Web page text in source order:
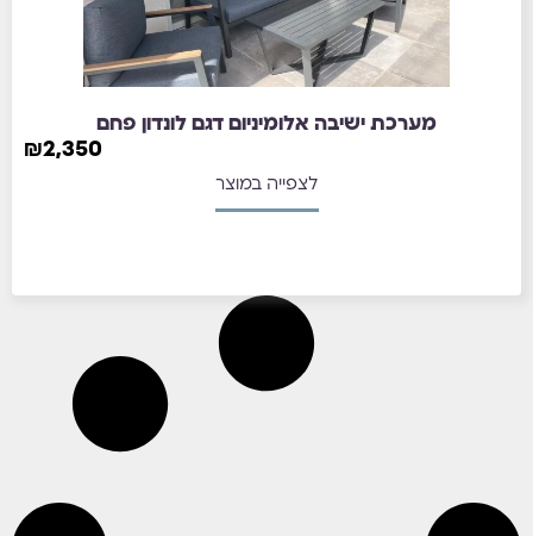
מערכת ישיבה אלומיניום דגם לונדון פחם
₪2,350
לצפייה במוצר